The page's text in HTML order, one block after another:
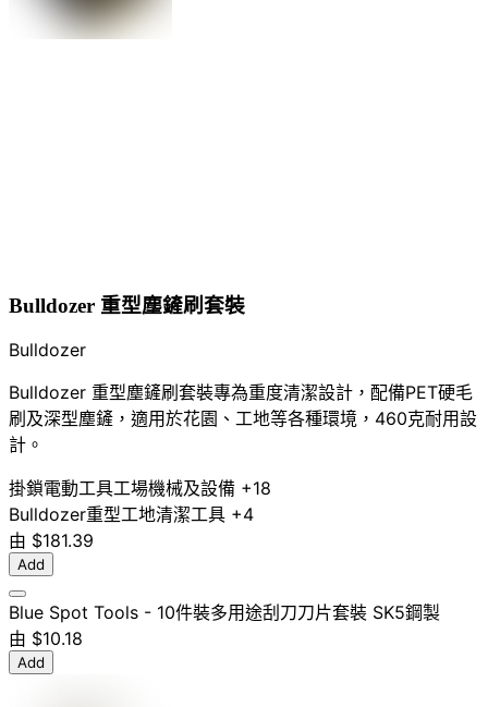
Bulldozer 重型塵鏟刷套裝
Bulldozer
Bulldozer 重型塵鏟刷套裝專為重度清潔設計，配備PET硬毛
刷及深型塵鏟，適用於花園、工地等各種環境，460克耐用設
計。
掛鎖電動工具工場機械及設備 +18
Bulldozer重型工地清潔工具 +4
由 $181.39
Add
Blue Spot Tools - 10件裝多用途刮刀刀片套裝 SK5鋼製
由 $10.18
Add